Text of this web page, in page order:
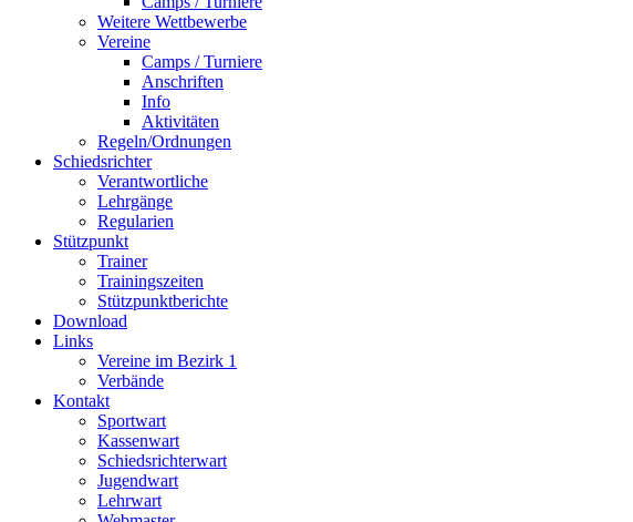
Weitere Wettbewerbe
Vereine
Camps / Turniere
Anschriften
Info
Aktivitäten
Regeln/Ordnungen
Schiedsrichter
Verantwortliche
Lehrgänge
Regularien
Stützpunkt
Trainer
Trainingszeiten
Stützpunktberichte
Download
Links
Vereine im Bezirk 1
Verbände
Kontakt
Sportwart
Kassenwart
Schiedsrichterwart
Jugendwart
Lehrwart